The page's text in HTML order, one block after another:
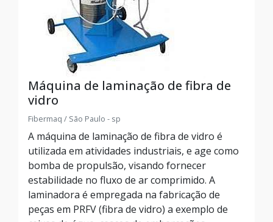
Máquina de laminação de fibra de
vidro
Fibermaq / São Paulo - sp
A máquina de laminação de fibra de vidro é
utilizada em atividades industriais, e age como
bomba de propulsão, visando fornecer
estabilidade no fluxo de ar comprimido. A
laminadora é empregada na fabricação de
peças em PRFV (fibra de vidro) a exemplo de